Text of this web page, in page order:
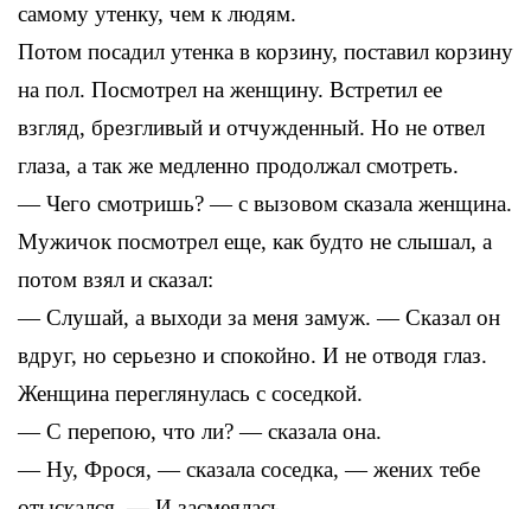
самому утенку, чем к людям.
Потом посадил утенка в корзину, поставил корзину
на пол. Посмотрел на женщину. Встретил ее
взгляд, брезгливый и отчужденный. Но не отвел
глаза, а так же медленно продолжал смотреть.
— Чего смотришь? — с вызовом сказала женщина.
Мужичок посмотрел еще, как будто не слышал, а
потом взял и сказал:
— Слушай, а выходи за меня замуж. — Сказал он
вдруг, но серьезно и спокойно. И не отводя глаз.
Женщина переглянулась с соседкой.
— С перепою, что ли? — сказала она.
— Ну, Фрося, — сказала соседка, — жених тебе